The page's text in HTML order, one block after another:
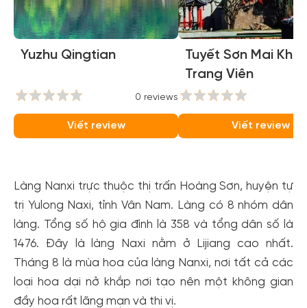
Yuzhu Qingtian
0 reviews
Viết review
Tuyết Sơn Mai Khôi
Trang Viên
Viết review
Làng Nanxi trực thuộc thị trấn Hoàng Sơn, huyện tự
trị Yulong Naxi, tỉnh Vân Nam. Làng có 8 nhóm dân
làng. Tổng số hộ gia đình là 358 và tổng dân số là
1476. Đây là làng Naxi nằm ở Lijiang cao nhất.
Tháng 8 là mùa hoa của làng Nanxi, nơi tất cả các
loại hoa dại nở khắp nơi tạo nên một không gian
đầy hoa rất lãng mạn và thi vị.